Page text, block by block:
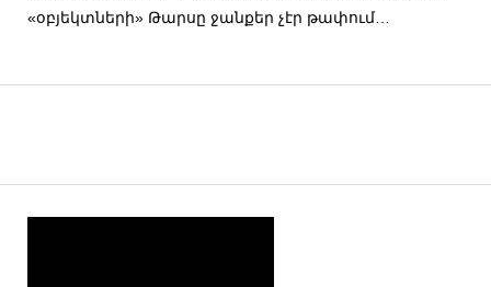
«օբյեկտների» Թարսը ջանքեր չէր թափում…